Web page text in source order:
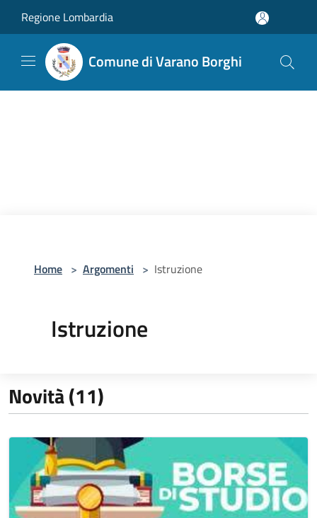
Regione Lombardia
Comune di Varano Borghi
Home > Argomenti > Istruzione
Istruzione
Novità (11)